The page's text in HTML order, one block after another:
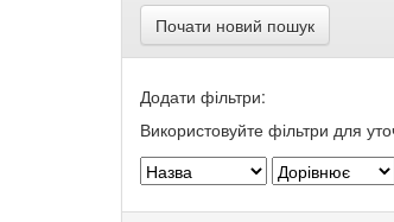
Почати новий пошук
Додати фільтри:
Використовуйте фільтри для